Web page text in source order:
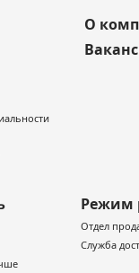
О
Режим
Отдел
Служба